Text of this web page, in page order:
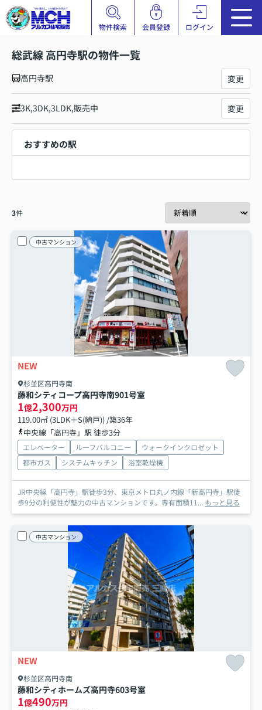
物件検索 会員登録 ログイン
総武線 高円寺駅の物件一覧
高円寺駅 変更
3K,3DK,3LDK,販売中 変更
おすすめの駅
3件
中古マンション
NEW
杉並区高円寺南
藤和シティコープ高円寺南901号室
1億2,300万円
119.00㎡ (3LDK＋S(納戸)) /築36年
中央線「高円寺」駅 徒歩3分
エレベーター ルーフバルコニー
ウォークインクロゼット
都市ガス
システムキッチン 浴室乾燥機
JR中央線「高円寺」駅徒歩3分、東京メトロ丸ノ内線「新高円寺」駅徒
歩9分の利便性が魅力の中古マンションです。専有面積11... もっと見る
中古マンション
NEW
杉並区高円寺南
藤和シティホームズ高円寺603号室
1億490万円